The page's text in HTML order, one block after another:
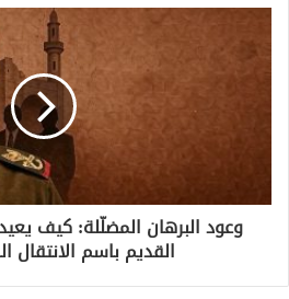
وعود البرهان المضلّلة: كيف
القديم باسم الانتقال